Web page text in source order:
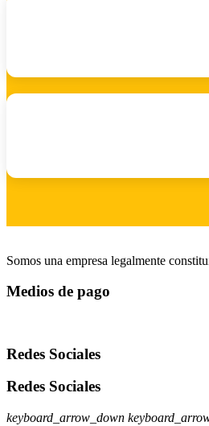
Somos una empresa legalmente
Medios de pago
Redes Sociales
Redes Sociales
keyboard_arrow_down